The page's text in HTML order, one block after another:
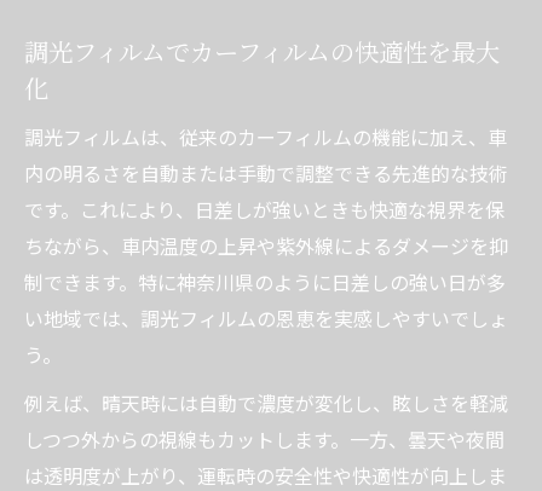
調光フィルムでカーフィルムの快適性を最大
化
調光フィルムは、従来のカーフィルムの機能に加え、車
内の明るさを自動または手動で調整できる先進的な技術
です。これにより、日差しが強いときも快適な視界を保
ちながら、車内温度の上昇や紫外線によるダメージを抑
制できます。特に神奈川県のように日差しの強い日が多
い地域では、調光フィルムの恩恵を実感しやすいでしょ
う。
例えば、晴天時には自動で濃度が変化し、眩しさを軽減
しつつ外からの視線もカットします。一方、曇天や夜間
は透明度が上がり、運転時の安全性や快適性が向上しま